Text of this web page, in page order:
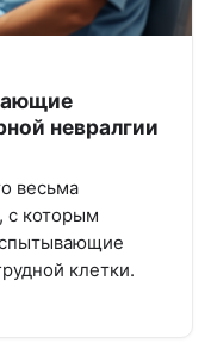
невралгии
весьма
с которым
клетки.